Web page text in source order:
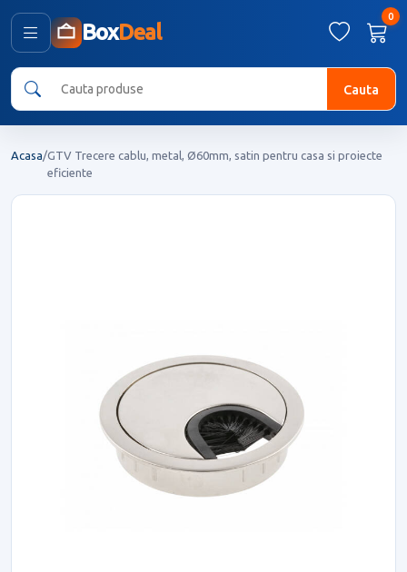
BoxDeal
0
Cauta
Acasa/GTV Trecere cablu, metal, Ø60mm, satin pentru casa si proiecte
eficiente